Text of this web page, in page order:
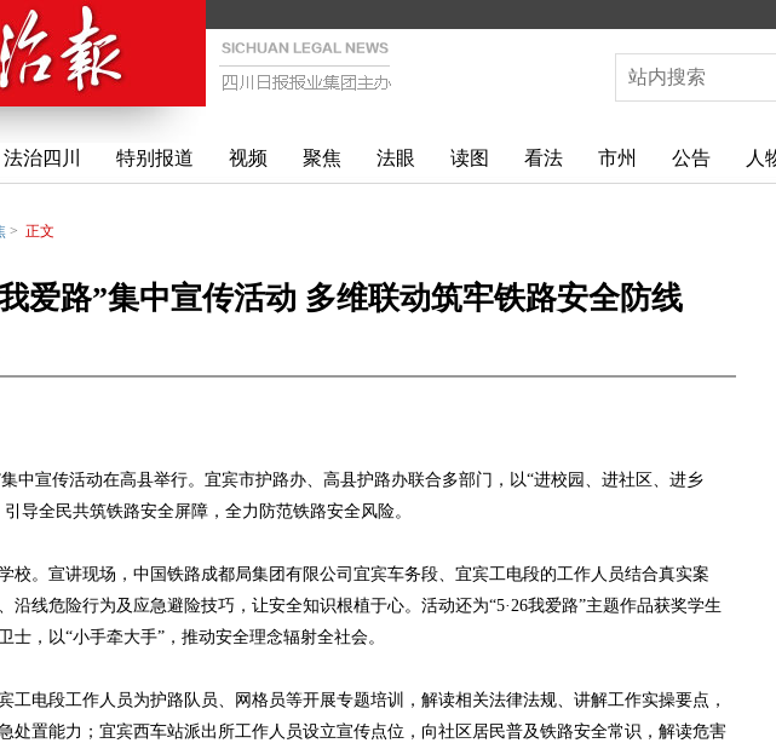
法治四川 特别报道 视频 聚焦 法眼 读图 看法 市州 公告 人
> 正文
爱路”集中宣传活动 多维联动筑牢铁路安全防线
中宣传活动在高县举行。宜宾市护路办、高县护路办联合多部门，以“进校园、进社区、进乡
导全民共筑铁路安全屏障，全力防范铁路安全风险。
。宣讲现场，中国铁路成都局集团有限公司宜宾车务段、宜宾工电段的工作人员结合真实案
沿线危险行为及应急避险技巧，让安全知识根植于心。活动还为“5·26我爱路”主题作品获奖学生
，以“小手牵大手”，推动安全理念辐射全社会。
电段工作人员为护路队员、网格员等开展专题培训，解读相关法律法规、讲解工作实操要点，
处置能力；宜宾西车站派出所工作人员设立宣传点位，向社区居民普及铁路安全常识，解读危害